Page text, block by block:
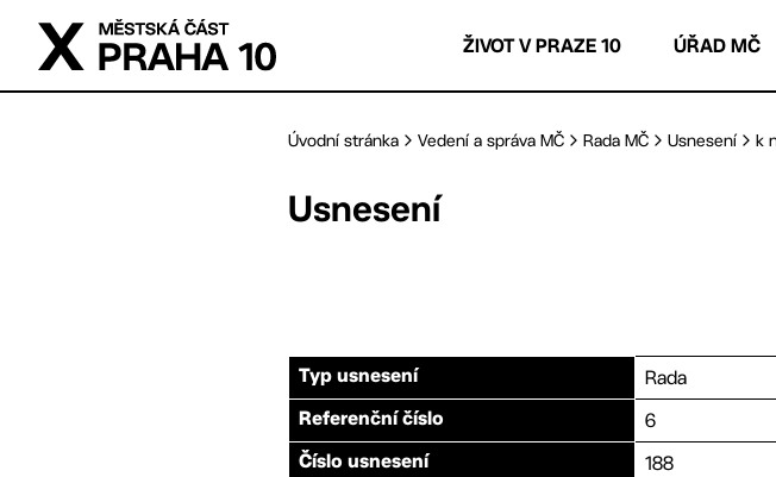
Přejít na hlavní obsah
ŽIVOT V PRAZE 10 ÚŘAD MČ
Úvodní stránka Vedení a správa MČ Rada MČ Usnesení k
Usnesení
Typ usnesení Rada
Referenční číslo 6
Číslo usnesení 188